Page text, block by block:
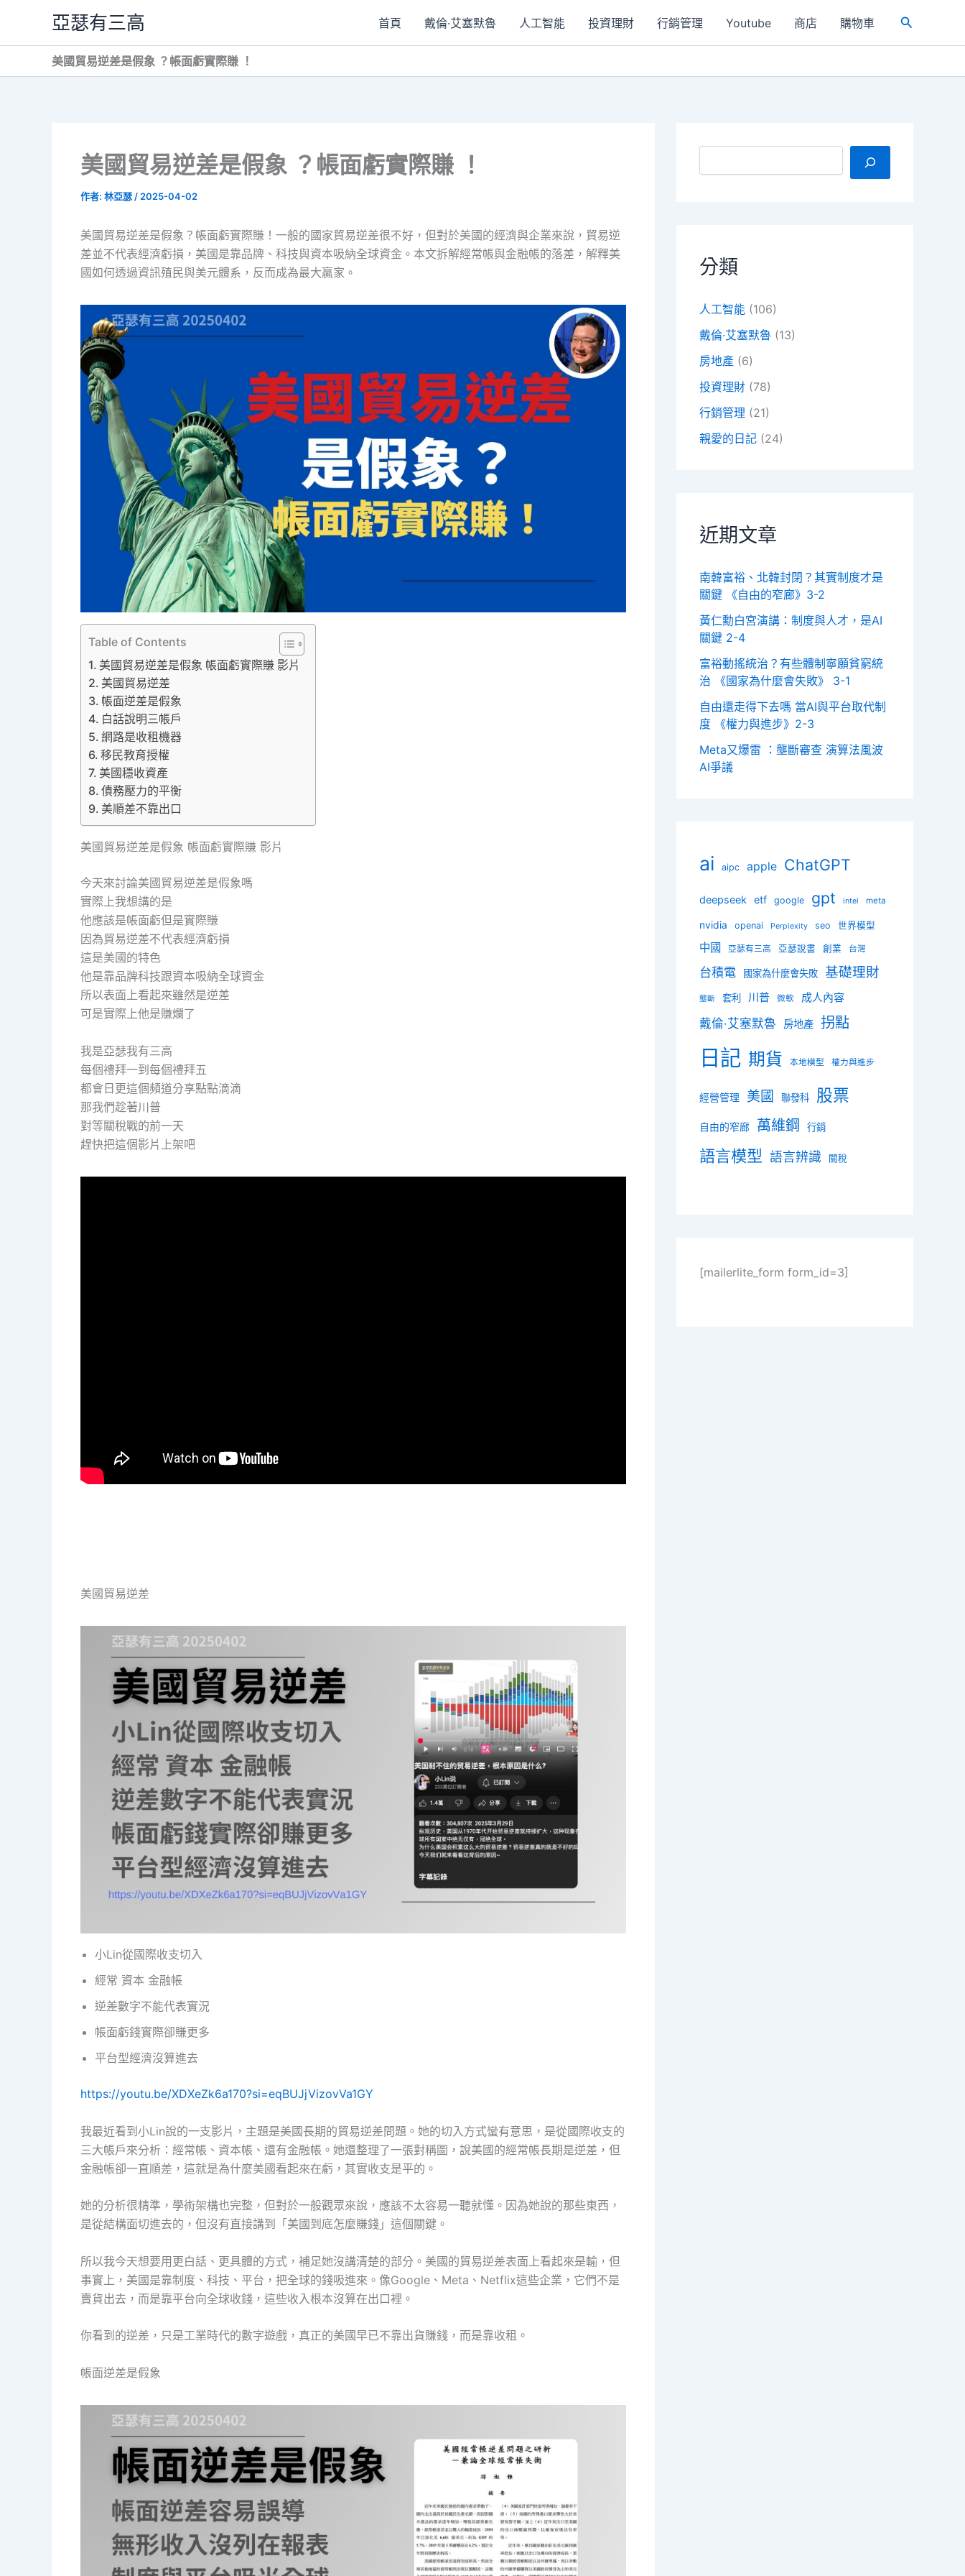
主
亞瑟有三高 首頁 戴倫·艾塞默魯 人工智能 投資理財 行銷管理 Youtube 商店 購物車
搜
尋
美國貿易逆差是假象 ？帳面虧實際賺 ！
美國貿易逆差是假象 ？帳面虧實際賺 ！
作者: 林亞瑟 / 2025-04-02
美國貿易逆差是假象？帳面虧實際賺！一般的國家貿易逆差很不好，但對於美國的經濟與企業來說，貿易逆
差並不代表經濟虧損，美國是靠品牌、科技與資本吸納全球資金。本文拆解經常帳與金融帳的落差，解釋美
國如何透過資訊殖民與美元體系，反而成為最大贏家。
Table of Contents
美國貿易逆差是假象 帳面虧實際賺 影片
美國貿易逆差
帳面逆差是假象
白話說明三帳戶
網路是收租機器
移民教育授權
美國穩收資產
債務壓力的平衡
美順差不靠出口
美國貿易逆差是假象 帳面虧實際賺 影片
今天來討論美國貿易逆差是假象嗎
實際上我想講的是
他應該是帳面虧但是實際賺
因為貿易逆差不代表經濟虧損
這是美國的特色
他是靠品牌科技跟資本吸納全球資金
所以表面上看起來雖然是逆差
可是實際上他是賺爛了
我是亞瑟我有三高
每個禮拜一到每個禮拜五
都會日更這個頻道分享點點滴滴
那我們趁著川普
對等關稅戰的前一天
趕快把這個影片上架吧
美國貿易逆差
小Lin從國際收支切入
經常 資本 金融帳
逆差數字不能代表實況
帳面虧錢實際卻賺更多
平台型經濟沒算進去
https://youtu.be/XDXeZk6a170?si=eqBUJjVizovVa1GY
我最近看到小Lin說的一支影片，主題是美國長期的貿易逆差問題。她的切入方式蠻有意思，是從國際收支的
三大帳戶來分析：經常帳、資本帳、還有金融帳。她還整理了一張對稱圖，說美國的經常帳長期是逆差，但
金融帳卻一直順差，這就是為什麼美國看起來在虧，其實收支是平的。
她的分析很精準，學術架構也完整，但對於一般觀眾來說，應該不太容易一聽就懂。因為她說的那些東西，
是從結構面切進去的，但沒有直接講到「美國到底怎麼賺錢」這個關鍵。
所以我今天想要用更白話、更具體的方式，補足她沒講清楚的部分。美國的貿易逆差表面上看起來是輸，但
事實上，美國是靠制度、科技、平台，把全球的錢吸進來。像Google、Meta、Netflix這些企業，它們不是
賣貨出去，而是靠平台向全球收錢，這些收入根本沒算在出口裡。
你看到的逆差，只是工業時代的數字遊戲，真正的美國早已不靠出貨賺錢，而是靠收租。
帳面逆差是假象
搜尋
分類
人工智能 (106)
戴倫·艾塞默魯 (13)
房地產 (6)
投資理財 (78)
行銷管理 (21)
親愛的日記 (24)
近期文章
南韓富裕、北韓封閉？其實制度才是
關鍵 《自由的窄廊》3-2
黃仁勳白宮演講：制度與人才，是AI
關鍵 2-4
富裕動搖統治？有些體制寧願貧窮統
治 《國家為什麼會失敗》 3-1
自由還走得下去嗎 當AI與平台取代制
度 《權力與進步》2-3
Meta又爆雷 ：壟斷審查 演算法風波
AI爭議
ai aipc apple ChatGPT
deepseek etf google gpt intel meta
nvidia openai Perplexity seo 世界模型
中國 亞瑟有三高 亞瑟說書 創業 台灣
台積電 國家為什麼會失敗 基礎理財
壟斷 套利 川普 微軟 成人內容
戴倫·艾塞默魯 房地產 拐點
日記 期貨 本地模型 權力與進步
經營管理 美國 聯發科 股票
自由的窄廊 萬維鋼 行銷
語言模型 語言辨識 關稅
[mailerlite_form form_id=3]